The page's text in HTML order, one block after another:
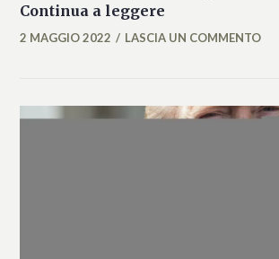
Continua a leggere
ALESSIA
2 MAGGIO 2022 LASCIA UN COMMENTO